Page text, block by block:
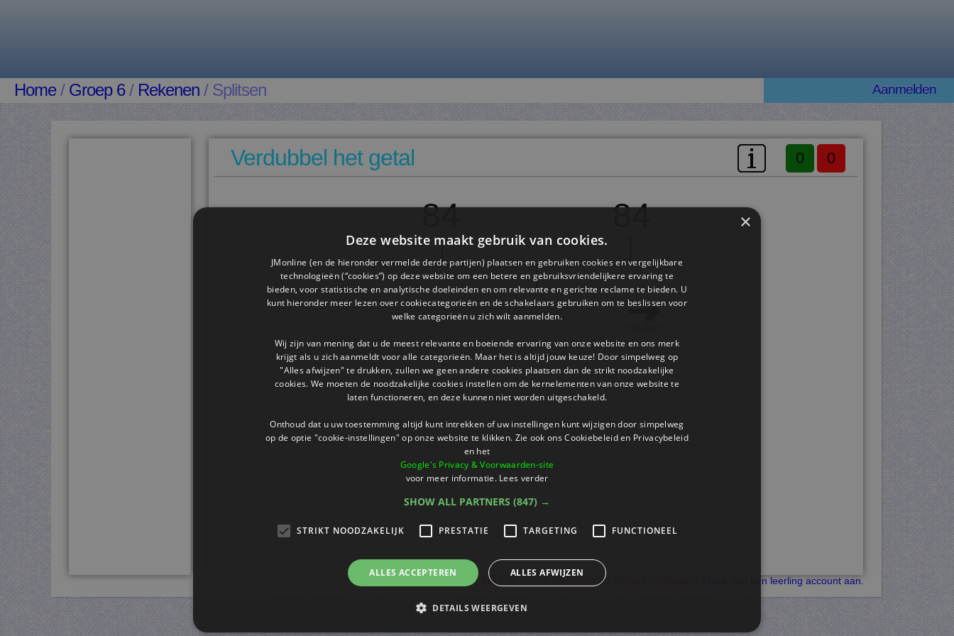
Home/ Groep 6/ Rekenen / Splitsen Aanmelden
Verdubbel het getal 0 0
84 84
Wil je je scores bijhouden en stickers verdienen? Maak dan een leerling account aan.
×
Deze website maakt gebruik van cookies.
JMonline (en de hieronder vermelde derde partijen) plaatsen en gebruiken cookies en vergelijkbare
technologieën (“cookies”) op deze website om een ​​betere en gebruiksvriendelijkere ervaring te
bieden, voor statistische en analytische doeleinden en om relevante en gerichte reclame te bieden. U
kunt hieronder meer lezen over cookiecategorieën en de schakelaars gebruiken om te beslissen voor
welke categorieën u zich wilt aanmelden.
Wij zijn van mening dat u de meest relevante en boeiende ervaring van onze website en ons merk
krijgt als u zich aanmeldt voor alle categorieën. Maar het is altijd jouw keuze! Door simpelweg op
"Alles afwijzen" te drukken, zullen we geen andere cookies plaatsen dan de strikt noodzakelijke
cookies. We moeten de noodzakelijke cookies instellen om de kernelementen van onze website te
laten functioneren, en deze kunnen niet worden uitgeschakeld.
Onthoud dat u uw toestemming altijd kunt intrekken of uw instellingen kunt wijzigen door simpelweg
op de optie "cookie-instellingen" op onze website te klikken. Zie ook ons ​​Cookiebeleid en Privacybeleid
en het
Google's Privacy & Voorwaarden-site
voor meer informatie. Lees verder
SHOW ALL PARTNERS (847) →
STRIKT NOODZAKELIJK PRESTATIE TARGETING FUNCTIONEEL
ALLES ACCEPTEREN ALLES AFWIJZEN
DETAILS WEERGEVEN